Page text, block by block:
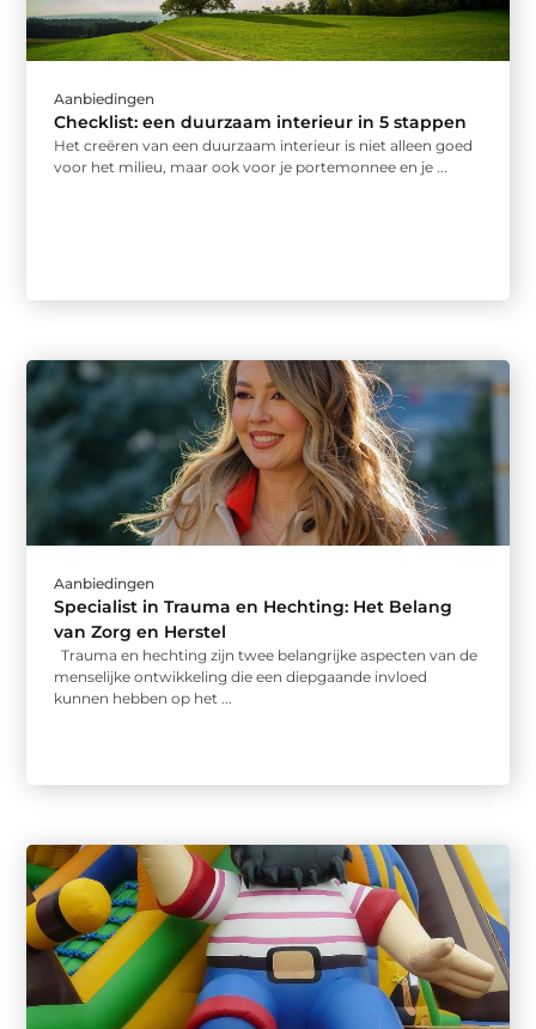
Aanbiedingen
Checklist: een duurzaam interieur in 5 stappen
Het creëren van een duurzaam interieur is niet alleen goed
voor het milieu, maar ook voor je portemonnee en je ...
Aanbiedingen
Specialist in Trauma en Hechting: Het Belang
van Zorg en Herstel
Trauma en hechting zijn twee belangrijke aspecten van de
menselijke ontwikkeling die een diepgaande invloed
kunnen hebben op het ...